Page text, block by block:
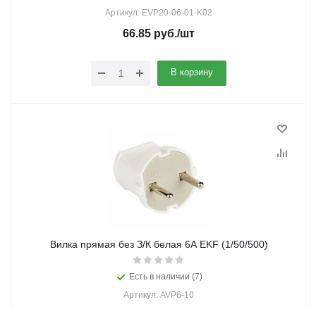
Артикул: EVP20-06-01-K02
66.85 руб./шт
В корзину
Вилка прямая без З/К белая 6А EKF (1/50/500)
Есть в наличии (7)
Артикул: AVP6-10